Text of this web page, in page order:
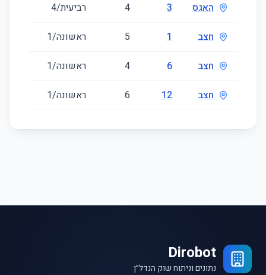
האגס 3
4 רביעית/4
חצב 1
5 ראשונה/1
חצב 6
4 ראשונה/1
חצב 12
6 ראשונה/1
Dirobot
נתונים וניתוח שוק הנדל״ן